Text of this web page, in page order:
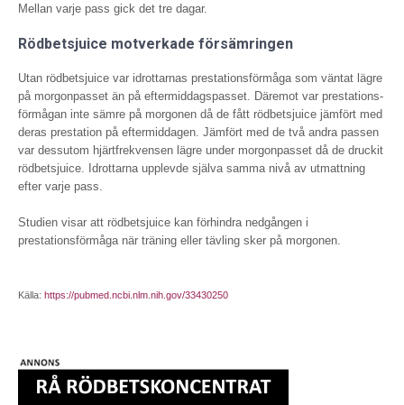
Mellan varje pass gick det tre dagar.
Rödbetsjuice motverkade försämringen
Utan rödbetsjuice var idrottarnas presta­tionsförmåga som väntat lägre
på morgonpasset än på eftermiddagspasset. Däremot var prestations­
förmågan inte sämre på mor­gonen då de fått rödbetsjuice jämfört med
deras prestation på eftermiddagen. Jämfört med de två andra passen
var dessutom hjärt­frekvensen lägre under morgon­passet då de druckit
rödbetsjuice. Idrottarna upplevde själva samma nivå av utmattning
efter varje pass.
Studien visar att rödbetsjuice kan förhindra nedgången i
prestationsförmåga när träning eller tävling sker på morgonen.
Källa: https://pubmed.ncbi.nlm.nih.gov/33430250